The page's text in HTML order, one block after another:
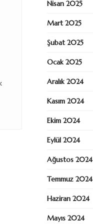
Nisan 2025
Mart 2025
Şubat 2025
Ocak 2025
Aralık 2024
Kasım 2024
Ekim 2024
Eylül 2024
Ağustos 2024
Temmuz 2024
Haziran 2024
Mayıs 2024